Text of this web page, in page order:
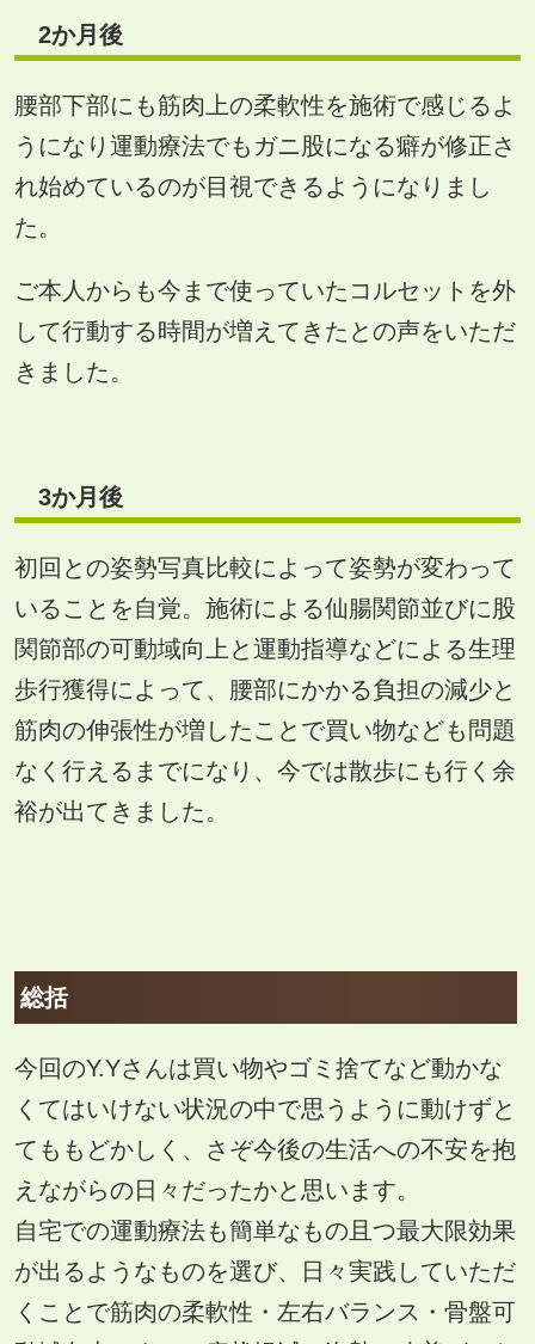
2か月後
腰部下部にも筋肉上の柔軟性を施術で感じるよ
うになり運動療法でもガニ股になる癖が修正さ
れ始めているのが目視できるようになりまし
た。
ご本人からも今まで使っていたコルセットを外
して行動する時間が増えてきたとの声をいただ
きました。
3か月後
初回との姿勢写真比較によって姿勢が変わって
いることを自覚。施術による仙腸関節並びに股
関節部の可動域向上と運動指導などによる生理
歩行獲得によって、腰部にかかる負担の減少と
筋肉の伸張性が増したことで買い物なども問題
なく行えるまでになり、今では散歩にも行く余
裕が出てきました。
総括
今回のY.Yさんは買い物やゴミ捨てなど動かな
くてはいけない状況の中で思うように動けずと
てももどかしく、さぞ今後の生活への不安を抱
えながらの日々だったかと思います。
自宅での運動療法も簡単なもの且つ最大限効果
が出るようなものを選び、日々実践していただ
くことで筋肉の柔軟性・左右バランス・骨盤可